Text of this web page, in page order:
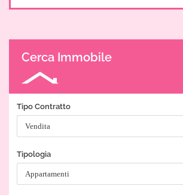
Cerca Immobile
Tipo Contratto
Tipologia